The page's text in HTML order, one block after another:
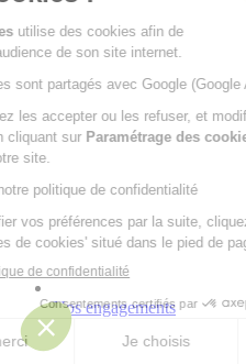
Nos engagements